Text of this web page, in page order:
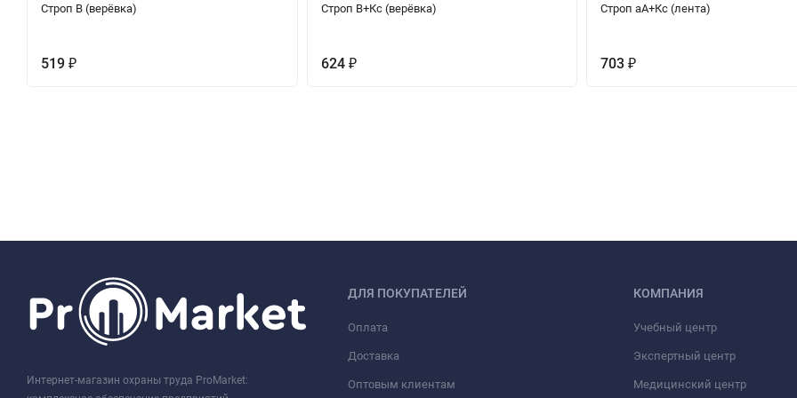
Строп В (верёвка)
519 ₽
Строп В+Кс (верёвка)
624 ₽
Строп аА+Кс (лента)
703₽
Интернет-магазин охраны труда ProMarket:
ДЛЯ ПОКУПАТЕЛЕЙ
Оплата
Доставка
Оптовым клиентам
КОМПАНИЯ
Учебный центр
Экспертный центр
Медицинский центр